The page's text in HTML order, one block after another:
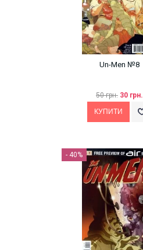
Un-Men №8
50 грн. 30 грн.
- 40%